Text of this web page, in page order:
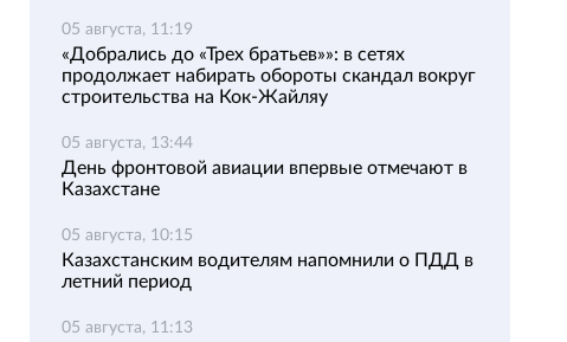
05 августа, 11:19
«Добрались до «Трех братьев»»: в сетях
продолжает набирать обороты скандал вокруг
строительства на Кок-Жайляу
05 августа, 13:44
День фронтовой авиации впервые отмечают в
Казахстане
05 августа, 10:15
Казахстанским водителям напомнили о ПДД в
летний период
05 августа, 11:13